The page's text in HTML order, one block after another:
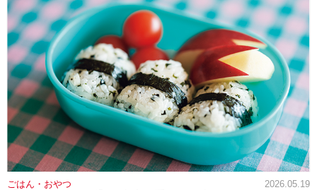
ごはん・おやつ 2026.05.19